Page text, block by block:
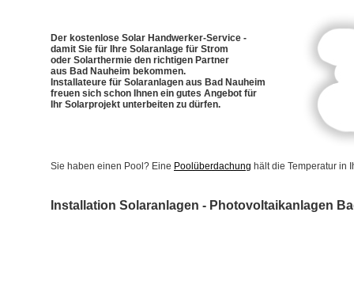
Der kostenlose Solar Handwerker-Service -
damit Sie für Ihre Solaranlage für Strom
oder Solarthermie den richtigen Partner
aus Bad Nauheim bekommen.
Installateure für Solaranlagen aus Bad Nauheim
freuen sich schon Ihnen ein gutes Angebot für
Ihr Solarprojekt unterbeiten zu dürfen.
Sie haben einen Pool? Eine Poolüberdachung hält die Temperatur in
Installation Solaranlagen - Photovoltaikanlagen